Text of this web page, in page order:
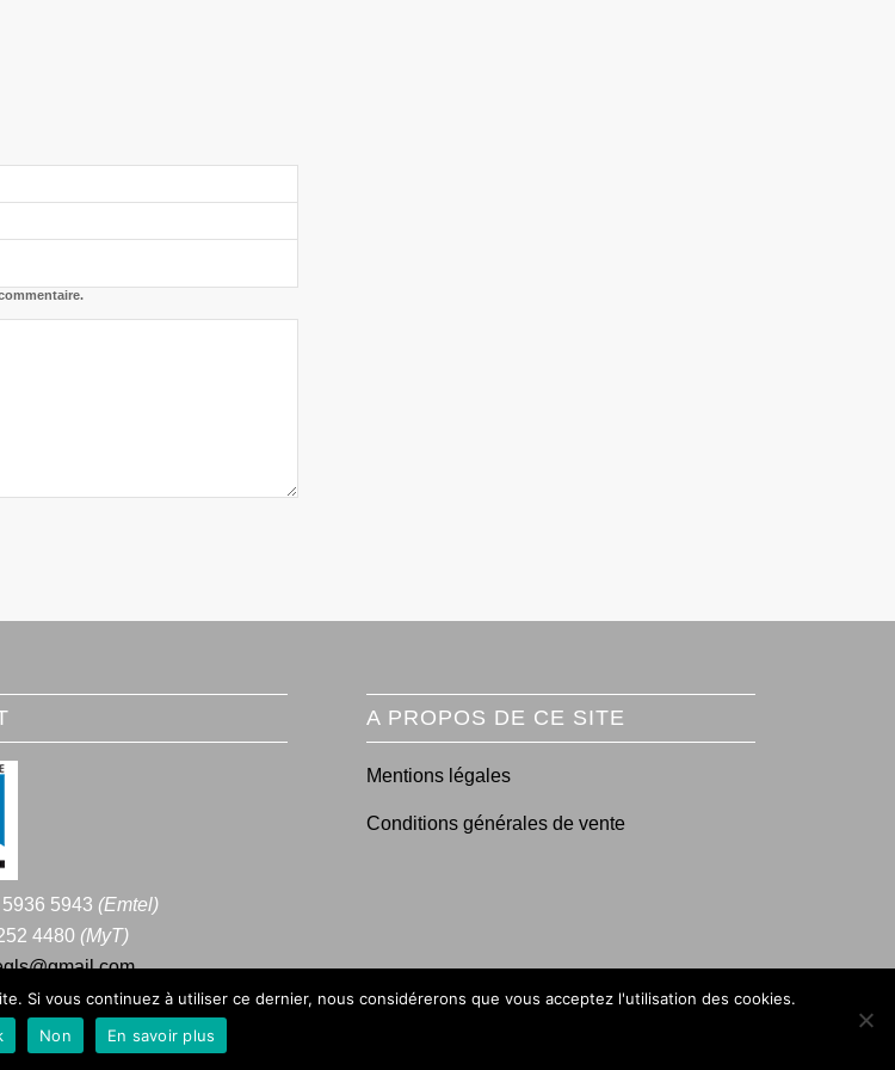
5943 (Emtel)
4480 (MyT)
A PROPOS DE CE SITE
Mentions légales
Conditions générales de vente
Si vous continuez à utiliser ce dernier, nous considérerons que vous acceptez l'utilisation des cookies.
Non En savoir plus